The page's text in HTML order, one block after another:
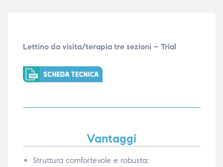
Lettino da visita/terapia tre sezioni – Trial
Vantaggi
Struttura comfortevole e robusta;